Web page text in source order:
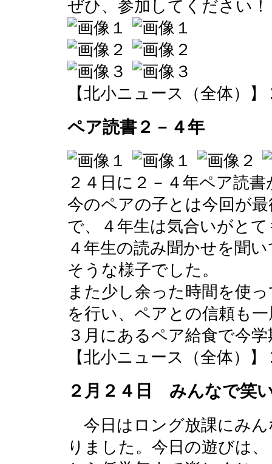
ぜひ、参加してください！
【北小ニュース（全体）】
ペア読書２－４年
２４日に２－４年ペア読
今のペアの子とは今回が
で、４年生は気合いがと
４年生の読み聞かせを聞
そうな様子でした。
また少し余った時間を使
を行い、ペアとの信頼も
３月にあるペア給食で今
【北小ニュース（全体）】
２月２４日 みんなで笑
今日はロング放課にみ
りました。今日の遊びは